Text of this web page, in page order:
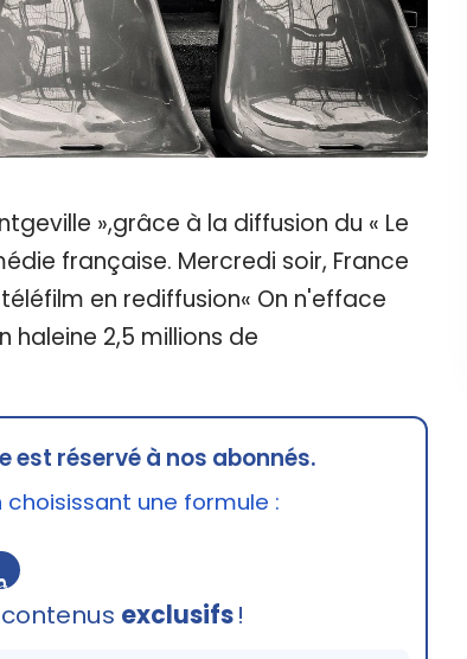
»,grâce à la diffusion du « Le
française. Mercredi soir, France
en rediffusion« On n'efface
haleine 2,5 millions de
est réservé à nos abonnés.
une formule :
exclusifs!